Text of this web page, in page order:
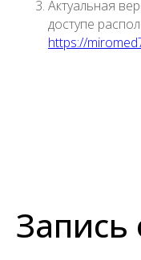
Актуальная
доступе
https://
Запись